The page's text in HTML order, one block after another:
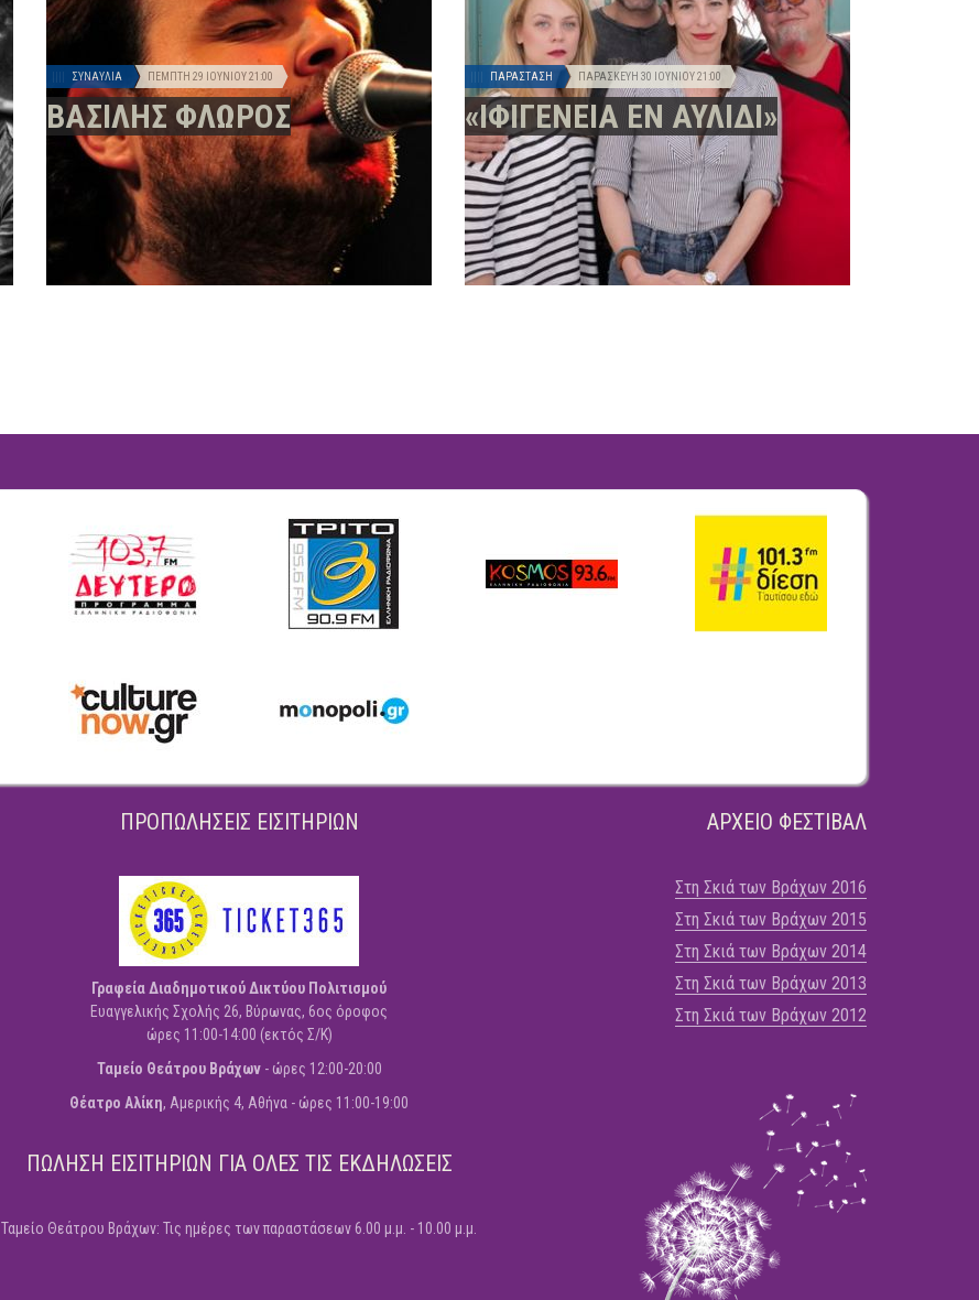
ΣΥΝΑΥΛΊΑ ΠΈΜΠΤΗ 29 ΙΟΥΝΊΟΥ21:00
ΒΑΣΙΛΗΣ ΦΛΩΡΟΣ
ΠΑΡΆΣΤΑΣΗ ΠΑΡΑΣΚΕΥΉ 30 ΙΟΥΝΊΟΥ21:00
«ΙΦΙΓΕΝΕΙΑ ΕΝ ΑΥΛΙΔΙ»
ΠΡΟΠΩΛΗΣΕΙΣ ΕΙΣΙΤΗΡΙΩΝ
Γραφεία Διαδημοτικού Δικτύου Πολιτισμού
Ευαγγελικής Σχολής 26, Βύρωνας, 6ος όροφος
ώρες 11:00-14:00 (εκτός Σ/Κ)
Ταμείο Θεάτρου Βράχων- ώρες 12:00-20:00
Θέατρο Αλίκη, Αμερικής 4, Αθήνα - ώρες 11:00-19:00
ΠΩΛΗΣΗ ΕΙΣΙΤΗΡΙΩΝ ΓΙΑ ΟΛΕΣ ΤΙΣ ΕΚΔΗΛΩΣΕΙΣ
Ταμείο Θεάτρου Βράχων: Τις ημέρες των παραστάσεων 6.00 μ.μ. - 10.00 μ.μ.
ΑΡΧΕΙΟ ΦΕΣΤΙΒΑΛ
Στη Σκιά των Βράχων 2016
Στη Σκιά των Βράχων 2015
Στη Σκιά των Βράχων 2014
Στη Σκιά των Βράχων 2013
Στη Σκιά των Βράχων 2012